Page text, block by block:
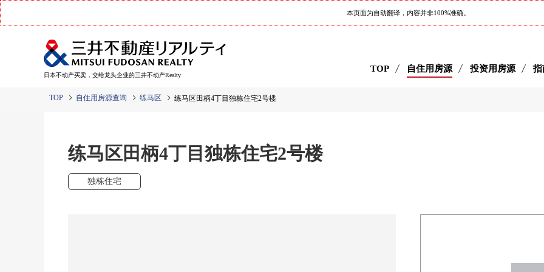
本页面为自动翻译，内容并非100%准确。
日本不动产买卖，交给龙头企业的三井不动产Realty
TOP 自住用房源 投资用房源 指
TOP 自住用房源查询 练马区 练马区田柄4丁目独栋住宅2号楼
练马区田柄4丁目独栋住宅2号楼
独栋住宅